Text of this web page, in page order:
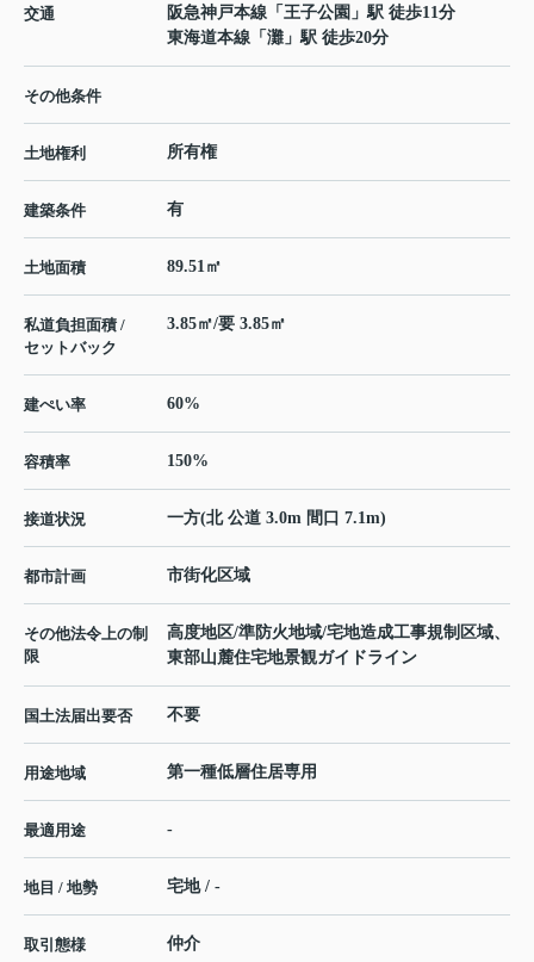
交通 阪急神戸本線 「 王子公園 」駅 徒歩11分
東海道本線 「 灘 」駅 徒歩20分
その他条件
土地権利 所有権
建築条件 有
土地面積 89.51㎡
私道負担面積 /
セットバック
3.85㎡/要 3.85㎡
建ぺい率 60%
容積率 150%
接道状況 一方(北 公道 3.0m 間口 7.1m)
都市計画 市街化区域
その他法令上の制
限
高度地区/準防火地域/宅地造成工事規制区域、
東部山麓住宅地景観ガイドライン
国土法届出要否 不要
用途地域 第一種低層住居専用
最適用途 -
地目 / 地勢 宅地 / -
取引態様 仲介